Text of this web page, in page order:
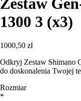
1300 3 (x3)
1000,50 zł
Odkryj Zestaw Shimano
do doskonalenia Twojej
Rozmiar
*